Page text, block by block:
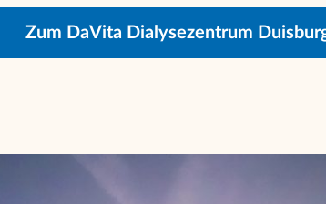
Zum DaVita Dialysezentrum